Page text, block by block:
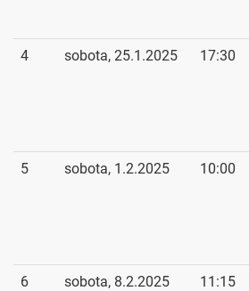
4 sobota, 25.1.2025 17:30
5 sobota, 1.2.2025 10:00
6 sobota, 8.2.2025 11:15